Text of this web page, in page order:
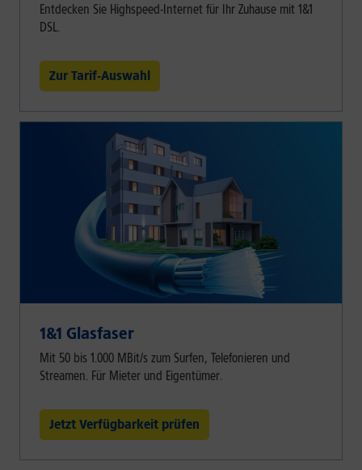
Entdecken Sie Highspeed-Internet für Ihr Zuhause mit 1&1
DSL.
Zur Tarif-Auswahl
1&1 Glasfaser
Mit 50 bis 1.000 MBit/s zum Surfen, Telefonieren und
Streamen. Für Mieter und Eigentümer.
Jetzt Verfügbarkeit prüfen